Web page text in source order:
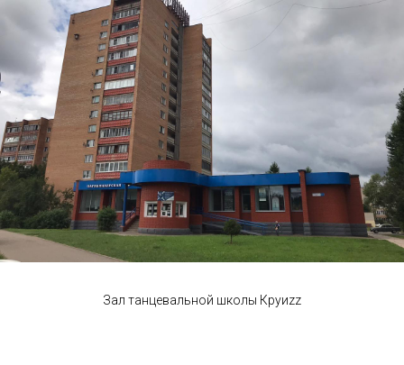
Зал танцевальной школы Круиzz